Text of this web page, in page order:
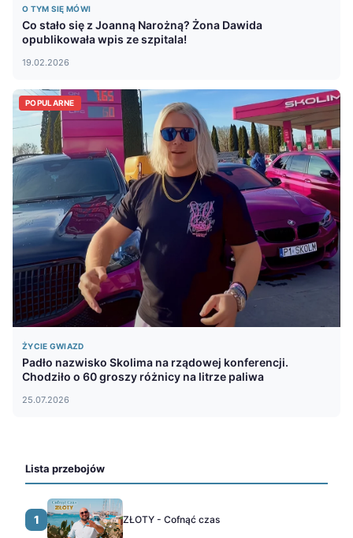
O TYM SIĘ MÓWI
Co stało się z Joanną Narożną? Żona Dawida
opublikowała wpis ze szpitala!
19.02.2026
POPULARNE
ŻYCIE GWIAZD
Padło nazwisko Skolima na rządowej konferencji.
Chodziło o 60 groszy różnicy na litrze paliwa
25.07.2026
Lista przebojów
1 ZŁOTY - Cofnąć czas